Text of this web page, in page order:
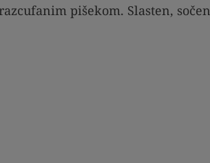
pišekom. Slasten, sočen